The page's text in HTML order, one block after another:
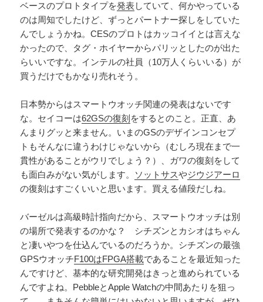
ベースのプロトタイプを発表していて、何かやっている
のは周知でしたけど、ずっとパートナー探しをしていた
んでしょうかね。CESのプロトはカッコイイとは言えな
かったので、タグ・ホイヤーからパリッとしたのが出た
らいいですな。インテルの社員（10万人くらいいる）が
買うだけでもかなり売れそう。
日本勢からはスマートウオッチ関連の発表はないです
な。セイコーは62GSの復刻 をするとのこと。正直、あ
んまりグッと来ません。いまのGSのデザインコンセプ
トもそんなに違うわけじゃないから（むしろ現在まで一
貫性があることがウリでしょう？）、ガワの復刻をして
も面白みがない気がします。 ソットサスやジウジアーロ
の復刻はすごくいいと思います。買える値段だしね。
バーゼルは高級時計指向だから、スマートウオッチは別
の場所で発表するのかな？ シチズンとカシオはちゃん
と凄いやつを仕込んでいるのだろうか。シチズンの最強
GPSウオッチF100はFPGA搭載であることを最近知った
んですけど、基本的な研究開発はきっと進められている
んですよね。PebbleとApple Watchの中間あたりを狙っ